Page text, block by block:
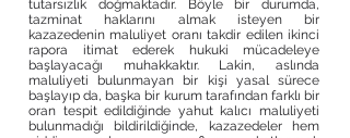
tutarsızlık doğmaktadır. Böyle bir durumda,
tazminat haklarını almak isteyen bir
kazazedenin maluliyet oranı takdir edilen ikinci
rapora itimat ederek hukuki mücadeleye
başlayacağı muhakkaktır. Lakin, aslında
maluliyeti bulunmayan bir kişi yasal sürece
başlayıp da, başka bir kurum tarafından farklı bir
oran tespit edildiğinde yahut kalıcı maluliyeti
bulunmadığı bildirildiğinde, kazazedeler hem